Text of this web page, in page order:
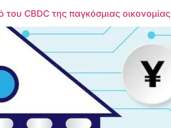
CBDC της παγκόσμιας οικονομίας